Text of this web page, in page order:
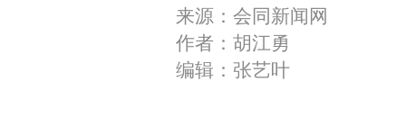
来源：会同新闻网
作者：胡江勇
编辑：张艺叶